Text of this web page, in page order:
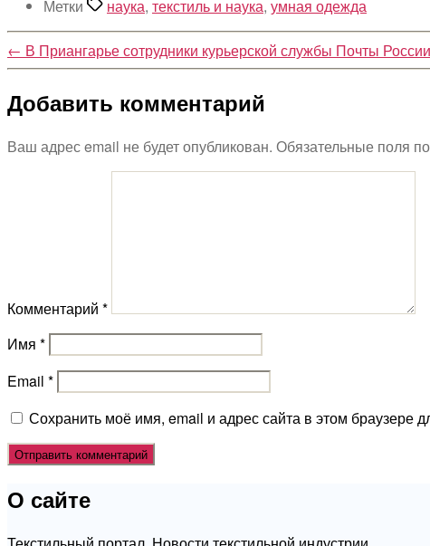
Метки
наука, текстиль и наука, умная одежда
← В Приангарье сотрудники курьерской службы Почты
Добавить комментарий
Ваш адрес email не будет опубликован. Обязательные поля
Комментарий *
Имя *
Email *
Сохранить моё имя, email и адрес сайта в этом браузере
О сайте